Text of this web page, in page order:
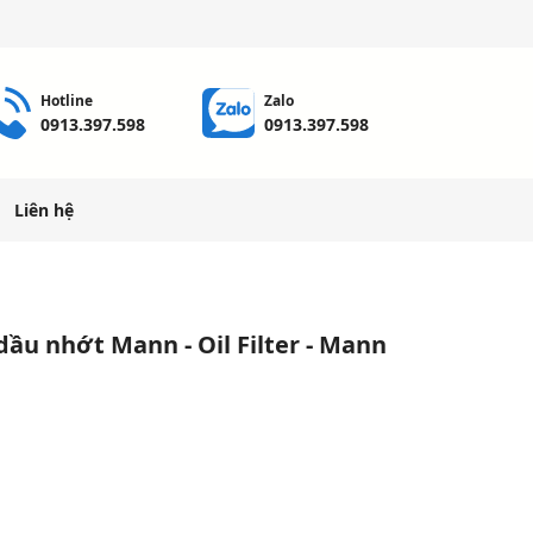
Hotline
0913.397.598
Zalo
0913.397.598
Liên hệ
nhớt Mann - Oil Filter - Mann